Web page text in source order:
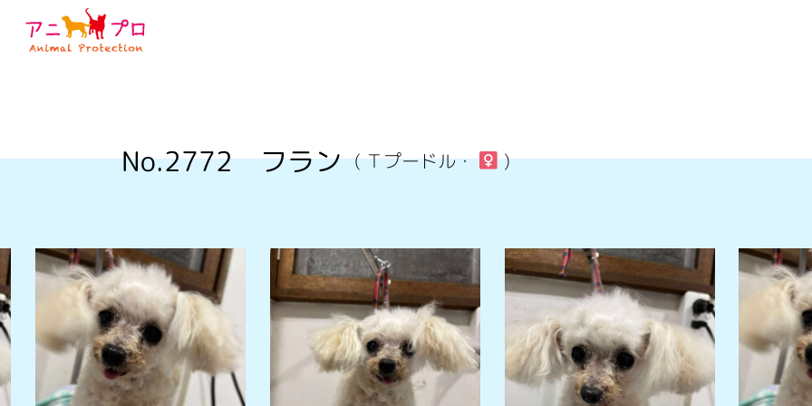
No.2772フラン ( Ｔプードル・ )